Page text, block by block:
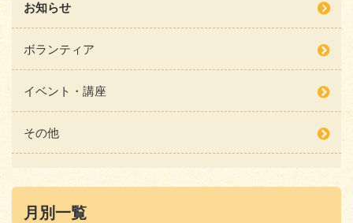
お知らせ
ボランティア
イベント・講座
その他
月別一覧